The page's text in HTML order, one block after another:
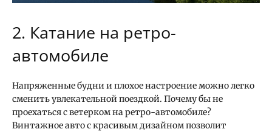
2. Катание на ретро-
автомобиле
Напряженные будни и плохое настроение можно легко
сменить увлекательной поездкой. Почему бы не
проехаться с ветерком на ретро-автомобиле?
Винтажное авто с красивым дизайном позволит